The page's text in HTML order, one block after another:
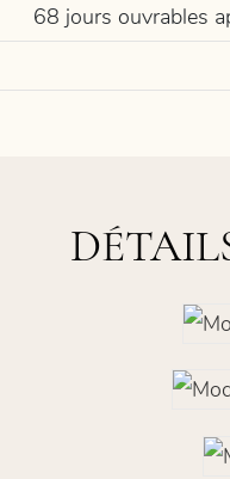
68 jours ouvrables